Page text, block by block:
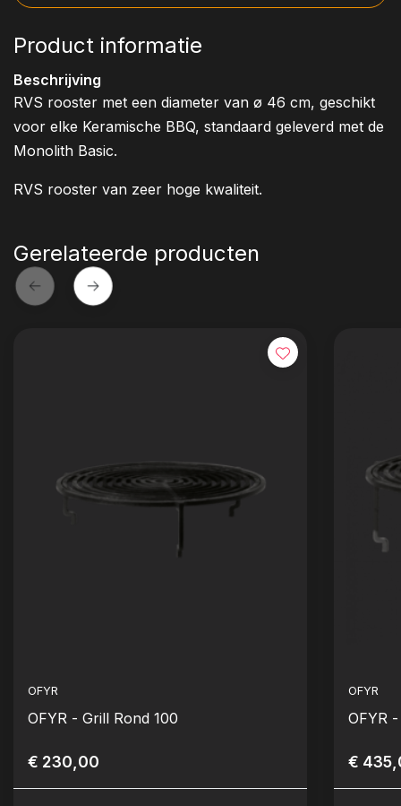
Product informatie
Beschrijving
RVS rooster met een diameter van ø 46 cm, geschikt
voor elke Keramische BBQ, standaard geleverd met de
Monolith Basic.
RVS rooster van zeer hoge kwaliteit.
Gerelateerde producten
OFYR
OFYR - Grill Rond 100
€ 230,00
OFYR
OFYR
€